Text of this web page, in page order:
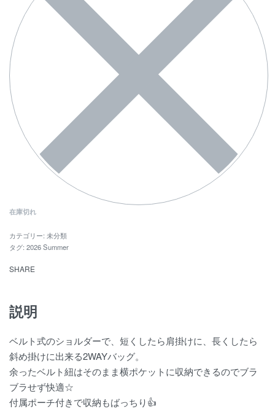
在庫切れ
カテゴリー: 未分類
タグ: 2026 Summer
SHARE
説明
ベルト式のショルダーで、短くしたら肩掛けに、長くしたら
斜め掛けに出来る2WAYバッグ。
余ったベルト紐はそのまま横ポケットに収納できるのでブラ
ブラせず快適☆
付属ポーチ付きで収納もばっちり👍